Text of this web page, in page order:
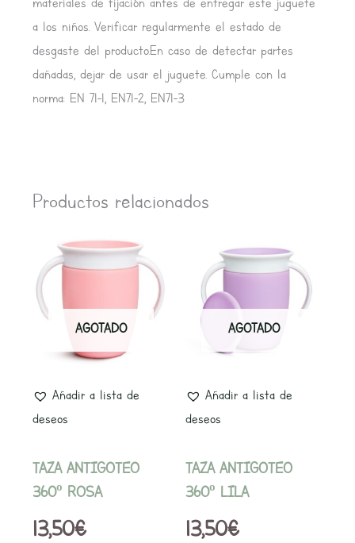
a los niños. Verificar regularmente el estado de
desgaste del producto.En caso de detectar partes
dañadas, dejar de usar el juguete. Cumple con la
norma: EN 71-1, EN71-2, EN71-3
Productos relacionados
AGOTADO
Añadir a lista de
deseos
TAZA ANTIGOTEO
360º ROSA
13,50€
AGOTADO
Añadir a lista de
deseos
TAZA ANTIGOTEO
360º LILA
13,50€